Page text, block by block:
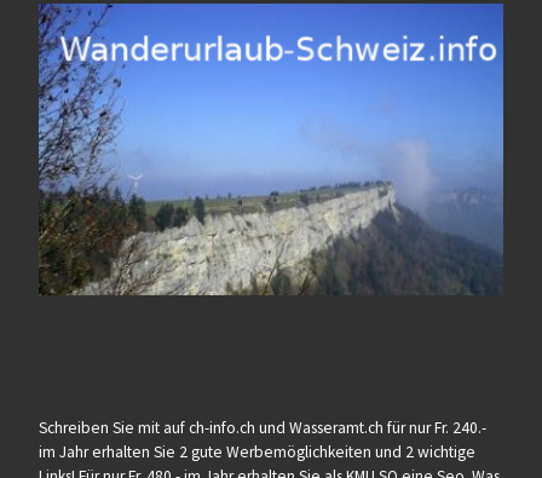
Schreiben Sie mit auf ch-info.ch und Wasseramt.ch für nur Fr. 240.-
im Jahr erhalten Sie 2 gute Werbemöglichkeiten und 2 wichtige